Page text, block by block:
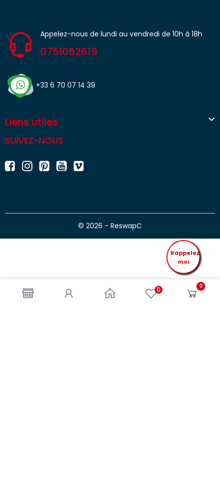
0 0
Appelez-nous de lundi au vendredi de 10h à 18h
0751062619
+33 6 70 07 14 39
Liens utiles 
SUIVEZ-NOUS
© 2026 - ReswapC
Rappelez
moi